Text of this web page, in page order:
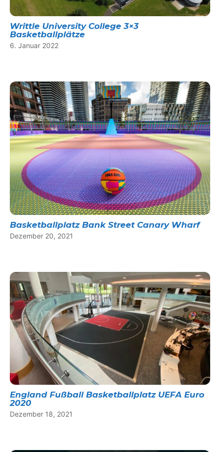
Writtle University College 3×3
Basketballplätze
6. Januar 2022
Basketballplatz Bank Street Canary Wharf
Dezember 20, 2021
England Fußball Basketballplatz UEFA Euro
2020
Dezember 18, 2021